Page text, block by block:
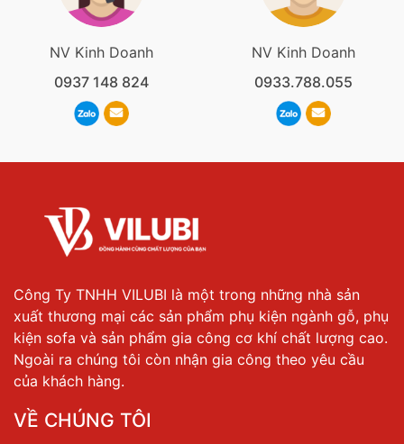
NV Kinh Doanh
0937 148 824
NV Kinh Doanh
0933.788.055
Công Ty TNHH VILUBI là một trong những nhà sản
xuất thương mại các sản phẩm phụ kiện ngành gỗ, phụ
kiện sofa và sản phẩm gia công cơ khí chất lượng cao.
Ngoài ra chúng tôi còn nhận gia công theo yêu cầu
của khách hàng.
VỀ CHÚNG TÔI